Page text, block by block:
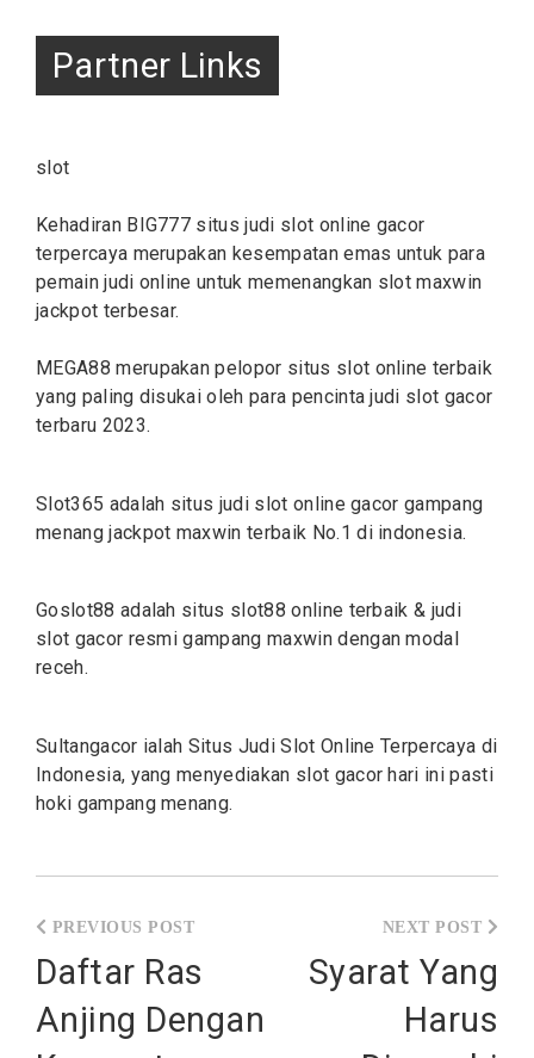
Partner Links
slot
Kehadiran BIG777 situs judi slot online gacor
terpercaya merupakan kesempatan emas untuk para
pemain judi online untuk memenangkan slot maxwin
jackpot terbesar.
MEGA88 merupakan pelopor situs slot online terbaik
yang paling disukai oleh para pencinta judi slot gacor
terbaru 2023.
Slot365 adalah situs judi slot online gacor gampang
menang jackpot maxwin terbaik No.1 di indonesia.
Goslot88 adalah situs slot88 online terbaik & judi
slot gacor resmi gampang maxwin dengan modal
receh.
Sultangacor ialah Situs JudiSlot Online Terpercaya di
Indonesia, yang menyediakan slot gacor hari ini pasti
hoki gampang menang.
navigation
Daftar Ras
Anjing Dengan
Syarat Yang
Harus